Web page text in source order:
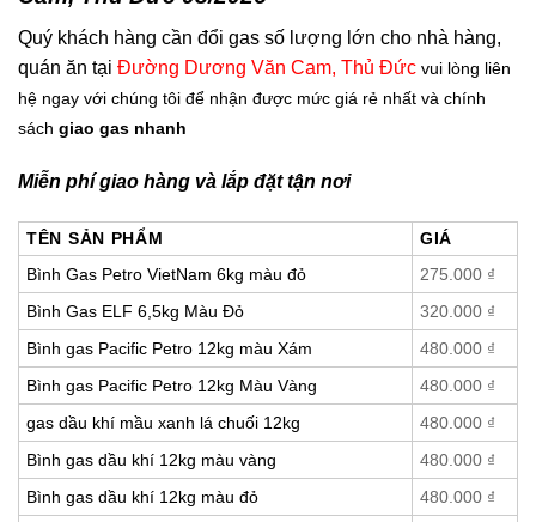
Quý khách hàng cần đổi gas số lượng lớn cho nhà hàng,
quán ăn tại Đường Dương Văn Cam, Thủ Đức vui lòng liên
hệ ngay với chúng tôi để nhận được mức giá rẻ nhất và chính
sách giao gas nhanh
Miễn phí giao hàng và lắp đặt tận nơi
TÊN SẢN PHẨM
GIÁ
Bình Gas Petro VietNam 6kg màu đỏ
275.000 ₫
Bình Gas ELF 6,5kg Màu Đỏ
320.000 ₫
Bình gas Pacific Petro 12kg màu Xám
480.000 ₫
Bình gas Pacific Petro 12kg Màu Vàng
480.000 ₫
gas dầu khí mầu xanh lá chuối 12kg
480.000 ₫
Bình gas dầu khí 12kg màu vàng
480.000 ₫
Bình gas dầu khí 12kg màu đỏ
480.000 ₫